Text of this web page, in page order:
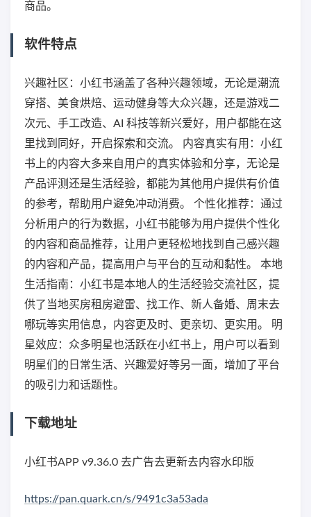
商品。
软件特点
兴趣社区：小红书涵盖了各种兴趣领域，无论是潮流
穿搭、美食烘焙、运动健身等大众兴趣，还是游戏二
次元、手工改造、AI 科技等新兴爱好，用户都能在这
里找到同好，开启探索和交流。 内容真实有用：小红
书上的内容大多来自用户的真实体验和分享，无论是
产品评测还是生活经验，都能为其他用户提供有价值
的参考，帮助用户避免冲动消费。 个性化推荐：通过
分析用户的行为数据，小红书能够为用户提供个性化
的内容和商品推荐，让用户更轻松地找到自己感兴趣
的内容和产品，提高用户与平台的互动和黏性。 本地
生活指南：小红书是本地人的生活经验交流社区，提
供了当地买房租房避雷、找工作、新人备婚、周末去
哪玩等实用信息，内容更及时、更亲切、更实用。 明
星效应：众多明星也活跃在小红书上，用户可以看到
明星们的日常生活、兴趣爱好等另一面，增加了平台
的吸引力和话题性。
下载地址
小红书APP v9.36.0 去广告去更新去内容水印版
https://pan.quark.cn/s/9491c3a53ada